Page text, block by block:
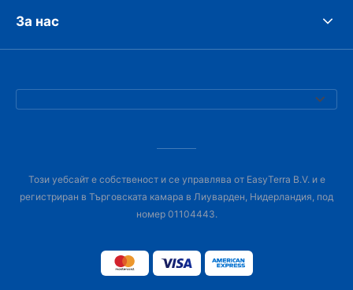
За нас
Този уебсайт е собственост и се управлява от EasyTerra B.V. и е
регистриран в Търговската камара в Лиуварден, Нидерландия, под
номер 01104443.